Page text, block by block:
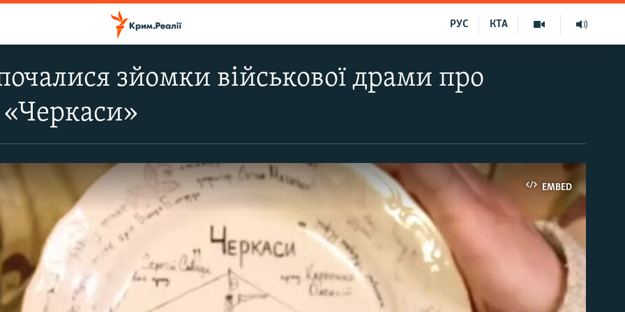
КТА
РУС
зйомки військової драми про
EMBED